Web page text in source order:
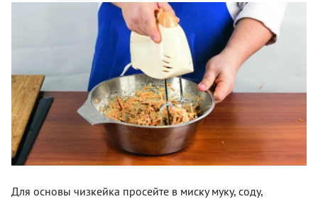
Для основы чизкейка просейте в миску муку, соду,